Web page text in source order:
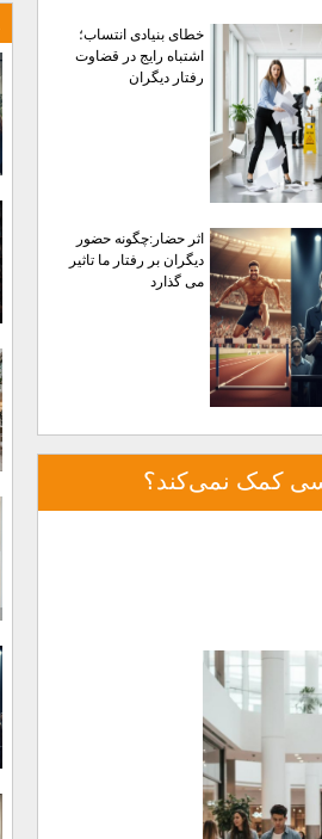
خطای بنیادی انتساب؛
اشتباه رایج در قضاوت
رفتار دیگران
اثر حضار:چگونه حضور
دیگران بر رفتار ما تاثیر
می گذارد
کمک نمی‌کند؟